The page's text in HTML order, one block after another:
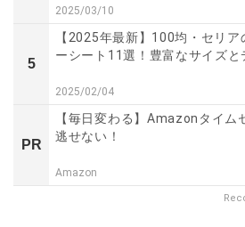
2025/03/10
5
【2025年最新】100均・セリア
ーシート11選！豊富なサイズと
2025/02/04
PR
【毎日変わる】Amazonタイム
逃せない！
Amazon